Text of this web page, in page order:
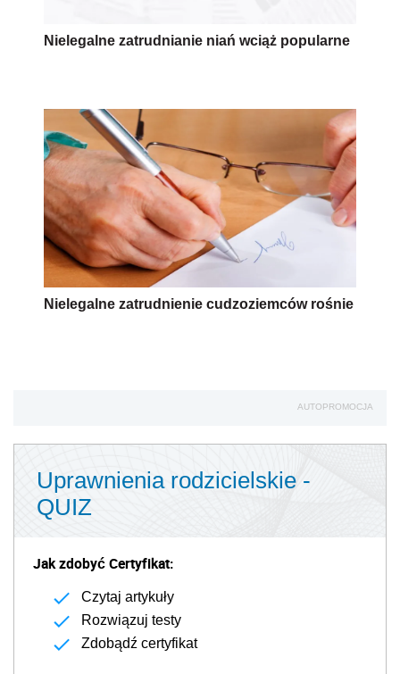
Nielegalne zatrudnianie niań wciąż popularne
Nielegalne zatrudnienie cudzoziemców rośnie
AUTOPROMOCJA
Uprawnienia rodzicielskie -
QUIZ
Jak zdobyć Certyfikat:
Czytaj artykuły
Rozwiązuj testy
Zdobądź certyfikat